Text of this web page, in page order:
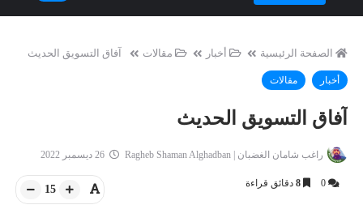
الصفحة الرئيسية أخبار مقالات آفاق التسويق الحديث
أخبار مقالات
آفاق التسويق الحديث
راغب شامان الغضبان | Ragheb Shaman Alghadban
0
8 دقائق قراءة 15